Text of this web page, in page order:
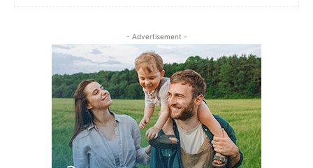
- Advertisement -